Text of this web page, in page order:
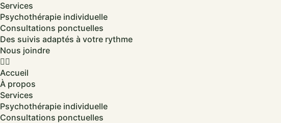
Services
Psychothérapie individuelle
Consultations ponctuelles
Des suivis adaptés à votre rythme
Nous joindre
Accueil
À propos
Services
Psychothérapie individuelle
Consultations ponctuelles